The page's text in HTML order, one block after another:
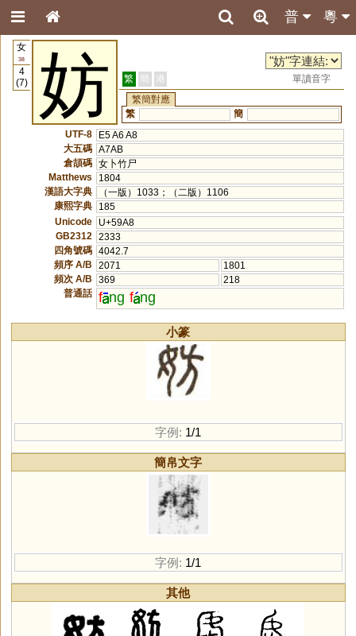
粵
普
女
38
4
(7)
妨 繁 簡 港
單讀音字
繁簡對應
繁
簡
UTF-8
E5 A6 A8
大五碼 A7AB
倉頡碼 女卜竹尸
Matthews
1804
漢語大字典
（一版）1033；（二版）1106
康熙字典
185
Unicode
U+59A8
GB2312
2333
四角號碼 4042.7
頻序 A/B
2071
1801
頻次 A/B
369
218
普通話 f ng f ng
小篆
字例: 1/1
簡帛文字
字例: 1/1
其他